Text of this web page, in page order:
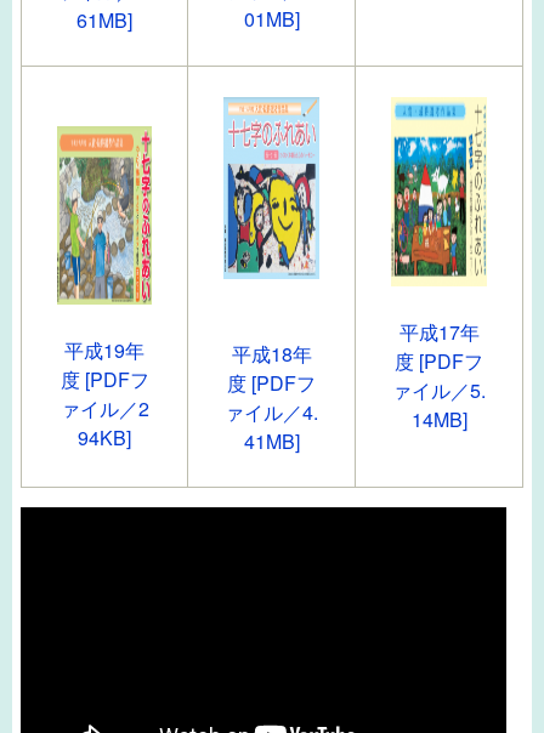
61MB]
01MB]
平成19年
度 [PDFフ
ァイル／2
94KB]
平成18年
度 [PDFフ
ァイル／4.
41MB]
平成17年
度 [PDFフ
ァイル／5.
14MB]